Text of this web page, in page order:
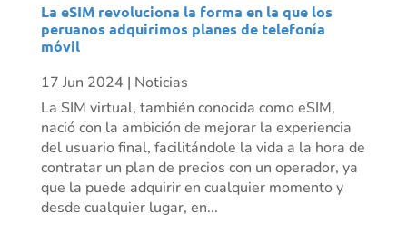
La eSIM revoluciona la forma en la que los
peruanos adquirimos planes de telefonía
móvil
17 Jun 2024 | Noticias
La SIM virtual, también conocida como eSIM,
nació con la ambición de mejorar la experiencia
del usuario final, facilitándole la vida a la hora de
contratar un plan de precios con un operador, ya
que la puede adquirir en cualquier momento y
desde cualquier lugar, en...